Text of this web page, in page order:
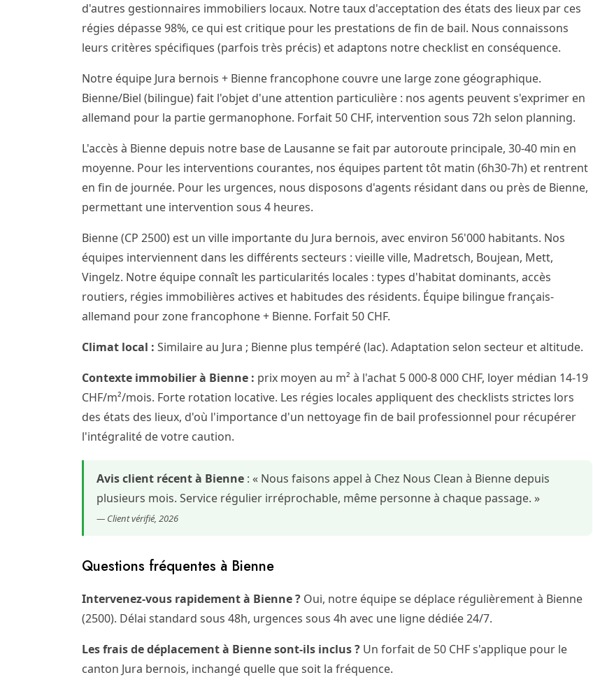
d'autres gestionnaires immobiliers locaux. Notre taux d'acceptation des états des lieux par ces
régies dépasse 98%, ce qui est critique pour les prestations de fin de bail. Nous connaissons
leurs critères spécifiques (parfois très précis) et adaptons notre checklist en conséquence.
Notre équipe Jura bernois + Bienne francophone couvre une large zone géographique.
Bienne/Biel (bilingue) fait l'objet d'une attention particulière : nos agents peuvent s'exprimer en
allemand pour la partie germanophone. Forfait 50 CHF, intervention sous 72h selon planning.
L'accès à Bienne depuis notre base de Lausanne se fait par autoroute principale, 30-40 min en
moyenne. Pour les interventions courantes, nos équipes partent tôt matin (6h30-7h) et rentrent
en fin de journée. Pour les urgences, nous disposons d'agents résidant dans ou près de Bienne,
permettant une intervention sous 4 heures.
Bienne (CP 2500) est un ville importante du Jura bernois, avec environ 56'000 habitants. Nos
équipes interviennent dans les différents secteurs : vieille ville, Madretsch, Boujean, Mett,
Vingelz. Notre équipe connaît les particularités locales : types d'habitat dominants, accès
routiers, régies immobilières actives et habitudes des résidents. Équipe bilingue français-
allemand pour zone francophone + Bienne. Forfait 50 CHF.
Climat local : Similaire au Jura ; Bienne plus tempéré (lac). Adaptation selon secteur et altitude.
Contexte immobilier à Bienne : prix moyen au m² à l'achat 5 000-8 000 CHF, loyer médian 14-19
CHF/m²/mois. Forte rotation locative. Les régies locales appliquent des checklists strictes lors
des états des lieux, d'où l'importance d'un nettoyage fin de bail professionnel pour récupérer
l'intégralité de votre caution.
Avis client récent à Bienne : « Nous faisons appel à Chez Nous Clean à Bienne depuis
plusieurs mois. Service régulier irréprochable, même personne à chaque passage. »
— Client vérifié, 2026
Questions fréquentes à Bienne
Intervenez-vous rapidement à Bienne ? Oui, notre équipe se déplace régulièrement à Bienne
(2500). Délai standard sous 48h, urgences sous 4h avec une ligne dédiée 24/7.
Les frais de déplacement à Bienne sont-ils inclus ? Un forfait de 50 CHF s'applique pour le
canton Jura bernois, inchangé quelle que soit la fréquence.